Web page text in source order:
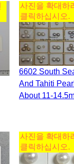
사진을 확대하
클릭하십시오.
6602 South Sea
And Tahiti Pearl
About 11-
사진을 확대하
클릭하십시오.